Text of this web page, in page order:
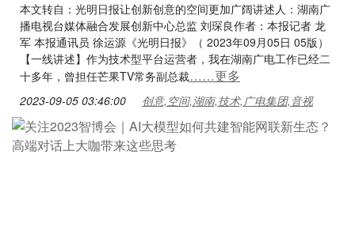
本文转自：光明日报让创新创意的空间更加广阔讲述人：湖南广
播电视台媒体融合发展创新中心总监 刘琛良作者：本报记者 龙
军 本报通讯员 徐运源《光明日报》（ 2023年09月05日 05版）
【一线讲述】作为技术型平台运营者，我在湖南广电工作已经二
十多年，曾担任芒果TV常务副总裁……更多
2023-09-05 03:46:00 创意,空间,湖南,技术,广电集团,音视